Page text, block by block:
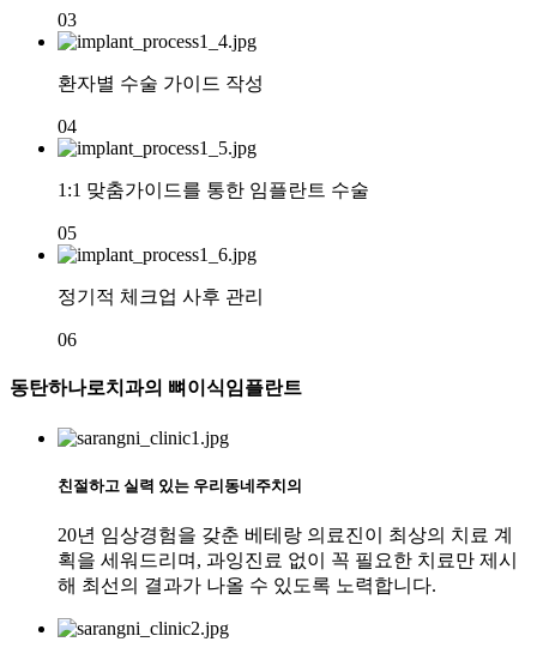
03
환자별 수술 가이드 작성
04
1:1 맞춤가이드를 통한 임플란트 수술
05
정기적 체크업 사후 관리
06
동탄하나로치과의 뼈이식임플란트
친절하고 실력 있는 우리동네주치의
20년 임상경험을 갖춘 베테랑 의료진이 최상의 치료 계
획을 세워드리며, 과잉진료 없이 꼭 필요한 치료만 제시
해 최선의 결과가 나올 수 있도록 노력합니다.